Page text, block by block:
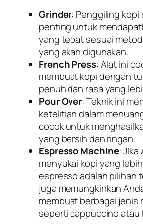
Grinder: Penggiling kopi
penting untuk
yang tepat sesuai
yang akan digunakan.
French Press: Alat ini
membuat kopi dengan
penuh dan rasa yang
Pour Over: Teknik ini
ketelitian dalam
cocok untuk
yang bersih dan ringan.
Espresso Machine: Jika
menyukai kopi yang
espresso adalah pilihan
juga memungkinkan
membuat berbagai jenis
seperti cappuccino atau